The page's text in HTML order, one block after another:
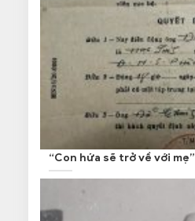
“Con hứa sẽ trở về với mẹ”